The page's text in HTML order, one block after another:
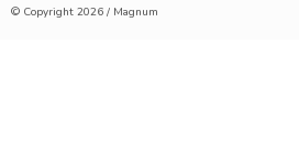
© Copyright 2026 / Magnum